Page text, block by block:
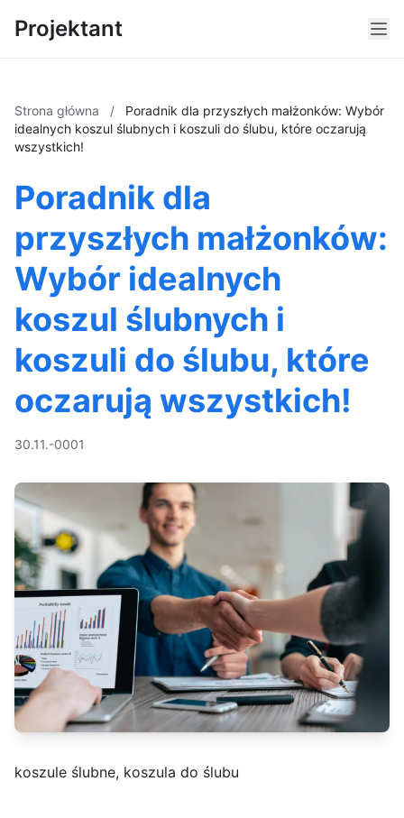
Projektant
Strona główna /
Poradnik dla przyszłych małżonków: Wybór
idealnych koszul ślubnych i koszuli do ślubu, które oczarują
wszystkich!
Poradnik dla
przyszłych małżonków:
Wybór idealnych
koszul ślubnych i
koszuli do ślubu, które
oczarują wszystkich!
30.11.-0001
koszule ślubne, koszula do ślubu